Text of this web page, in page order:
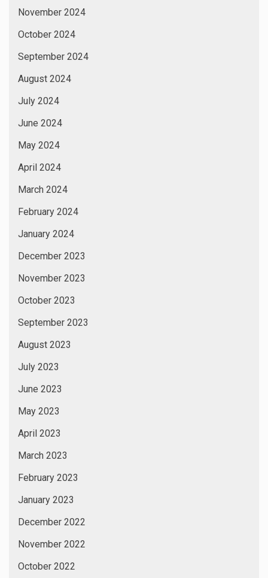
November 2024
October 2024
September 2024
August 2024
July 2024
June 2024
May 2024
April 2024
March 2024
February 2024
January 2024
December 2023
November 2023
October 2023
September 2023
August 2023
July 2023
June 2023
May 2023
April 2023
March 2023
February 2023
January 2023
December 2022
November 2022
October 2022